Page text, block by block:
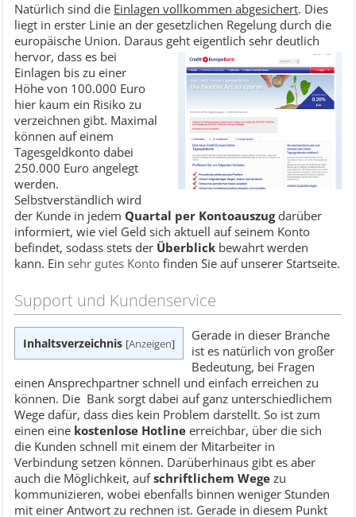
Natürlich sind die Einlagen vollkommen abgesichert. Dies
liegt in erster Linie an der gesetzlichen Regelung durch die
europäische Union. Daraus geht eigentlich sehr deutlich
hervor, dass es bei
Einlagen bis zu einer
Höhe von 100.000 Euro
hier kaum ein Risiko zu
verzeichnen gibt. Maximal
können auf einem
Tagesgeldkonto dabei
250.000 Euro angelegt
werden.
Selbstverständlich wird
der Kunde in jedem Quartal per Kontoauszugdarüber
informiert, wie viel Geld sich aktuell auf seinem Konto
befindet, sodass stets der Überblick bewahrt werden
kann. Einsehr gutes Konto finden Sie auf unserer Startseite.
Support und Kundenservice
Inhaltsverzeichnis [Anzeigen]
Gerade in dieser Branche
ist es natürlich von großer
Bedeutung, bei Fragen
einen Ansprechpartner schnell und einfach erreichen zu
können. Die Bank sorgt dabei auf ganz unterschiedlichem
Wege dafür, dass dies kein Problem darstellt. So ist zum
einen eine kostenlose Hotline erreichbar, über die sich
die Kunden schnell mit einem der Mitarbeiter in
Verbindung setzen können. Darüberhinaus gibt es aber
auch die Möglichkeit, aufschriftlichem Wege zu
kommunizieren, wobei ebenfalls binnen weniger Stunden
mit einer Antwort zu rechnen ist. Gerade in diesem Punkt